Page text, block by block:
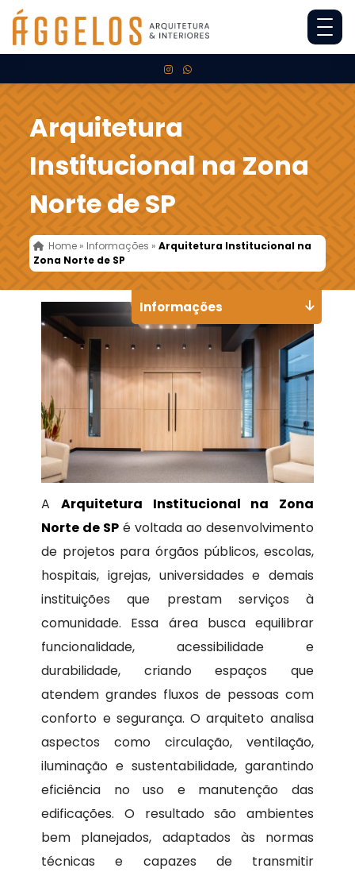
Arquitetura
Institucional na Zona
Norte de SP
Home » Informações »Arquitetura Institucional na
Zona Norte de SP
A Arquitetura Institucional na Zona
Norte de SP é voltada ao desenvolvimento
de projetos para órgãos públicos, escolas,
hospitais, igrejas, universidades e demais
instituições que prestam serviços à
comunidade. Essa área busca equilibrar
funcionalidade, acessibilidade e
durabilidade, criando espaços que
atendem grandes fluxos de pessoas com
conforto e segurança. O arquiteto analisa
aspectos como circulação, ventilação,
iluminação e sustentabilidade, garantindo
eficiência no uso e manutenção das
edificações. O resultado são ambientes
bem planejados, adaptados às normas
técnicas e capazes de transmitir
Informações